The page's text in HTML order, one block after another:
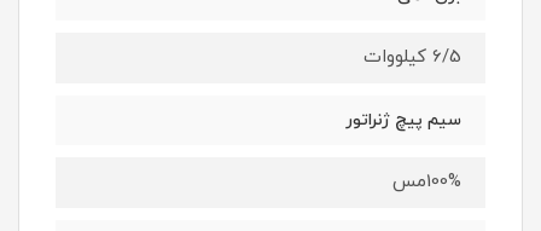
6/5 کیلووات
سیم پیچ ژنراتور
100%مس